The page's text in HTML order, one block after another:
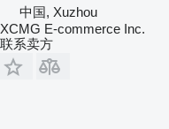
中国, Xuzhou
XCMG E-commerce Inc.
联系卖方